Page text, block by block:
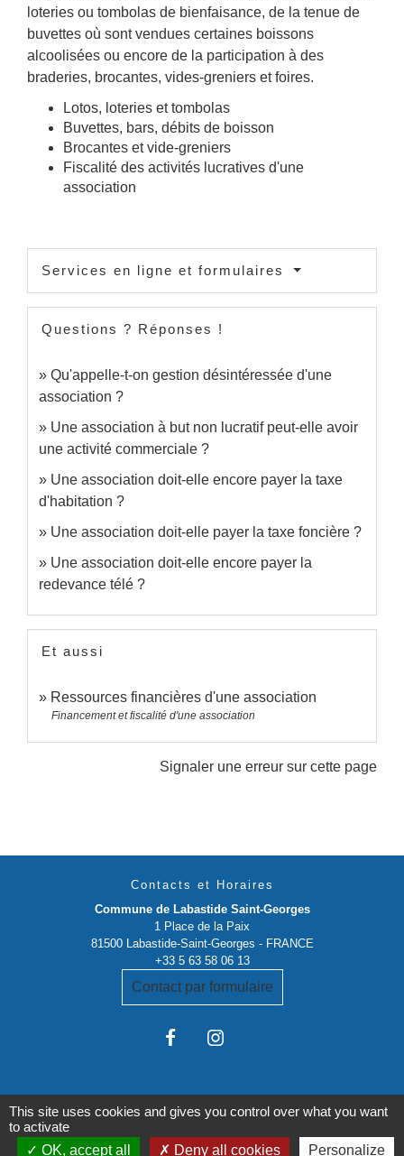
loteries ou tombolas de bienfaisance, de la tenue de
buvettes où sont vendues certaines boissons
alcoolisées ou encore de la participation à des
braderies, brocantes, vides-greniers et foires.
Lotos, loteries et tombolas
Buvettes, bars, débits de boisson
Brocantes et vide-greniers
Fiscalité des activités lucratives d'une
association
Services en ligne et formulaires
Questions ? Réponses !
Qu'appelle-t-on gestion désintéressée d'une
association ?
Une association à but non lucratif peut-elle avoir
une activité commerciale ?
Une association doit-elle encore payer la taxe
d'habitation ?
Une association doit-elle payer la taxe foncière ?
Une association doit-elle encore payer la
redevance télé ?
Et aussi
Ressources financières d'une association
Financement et fiscalité d'une association
Signaler une erreur sur cette page
Contacts et Horaires
Commune de Labastide Saint-Georges
1 Place de la Paix
81500 Labastide-Saint-Georges - FRANCE
+33 5 63 58 06 13
Contact par formulaire
This site uses cookies and gives you control over what you want
to activate
OK, accept all
Deny all cookies Personalize